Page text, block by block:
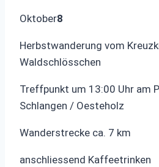
Oktober8
Herbstwanderung vom
Waldschlösschen
Treffpunkt um 13:00 Uhr am
Schlangen / Oesteholz
Wanderstrecke ca. 7 km
anschliessend Kaffeetrinken